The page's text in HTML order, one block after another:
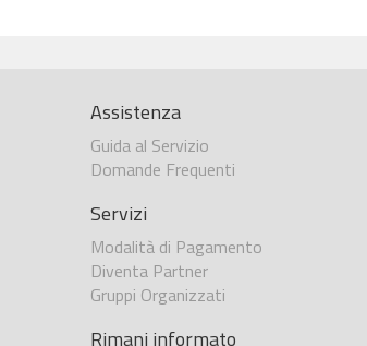
Assistenza
Guida al Servizio
Domande Frequenti
Servizi
Modalità di Pagamento
Diventa Partner
Gruppi Organizzati
Rimani informato